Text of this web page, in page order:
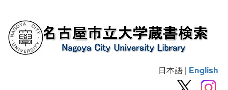
日本語 | English